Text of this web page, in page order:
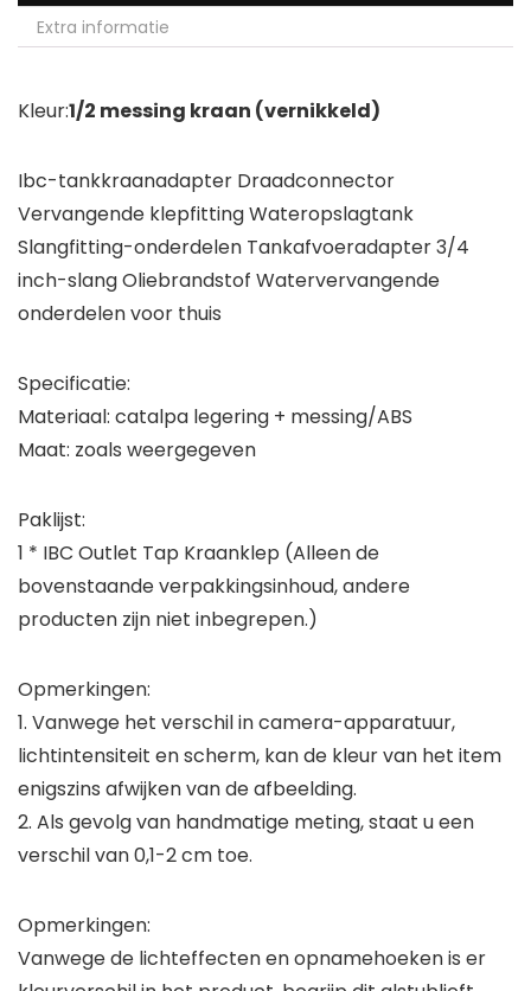
Extra informatie
Kleur:1/2 messing kraan (vernikkeld)
Ibc-tankkraanadapter Draadconnector
Vervangende klepfitting Wateropslagtank
Slangfitting-onderdelen Tankafvoeradapter 3/4
inch-slang Oliebrandstof Watervervangende
onderdelen voor thuis
Specificatie:
Materiaal: catalpa legering + messing/ABS
Maat: zoals weergegeven
Paklijst:
1 * IBC Outlet Tap Kraanklep (Alleen de
bovenstaande verpakkingsinhoud, andere
producten zijn niet inbegrepen.)
Opmerkingen:
1. Vanwege het verschil in camera-apparatuur,
lichtintensiteit en scherm, kan de kleur van het item
enigszins afwijken van de afbeelding.
2. Als gevolg van handmatige meting, staat u een
verschil van 0,1-2 cm toe.
Opmerkingen:
Vanwege de lichteffecten en opnamehoeken is er